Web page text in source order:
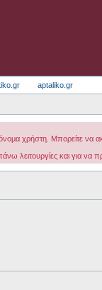
aptaliko.gr
χρήστη. Μπορείτε να
λειτουργίες και για